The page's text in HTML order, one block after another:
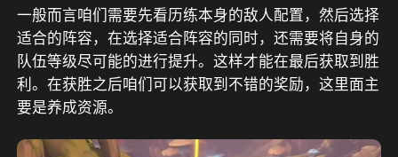
一般而言咱们需要先看历练本身的敌人配置，然后选择
适合的阵容，在选择适合阵容的同时，还需要将自身的
队伍等级尽可能的进行提升。这样才能在最后获取到胜
利。在获胜之后咱们可以获取到不错的奖励，这里面主
要是养成资源。